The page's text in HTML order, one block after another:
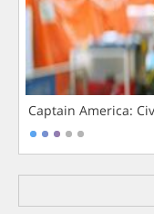
Captain America: